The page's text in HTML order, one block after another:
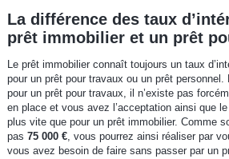
La différence des taux
prêt immobilier et un prêt
Le prêt immobilier connaît toujours un taux
pour un prêt pour travaux ou un prêt
pour un prêt pour travaux, il n’existe pas
en place et vous avez l’acceptation ainsi que
plus vite que pour un prêt immobilier. Comme
pas 75 000 €, vous pourrez ainsi réaliser par
vous avez besoin de faire sans passer par un